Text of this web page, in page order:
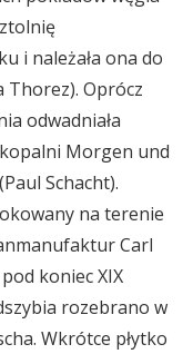
i należała ona do
Oprócz
odwadniała
Morgen und
Schacht).
na terenie
Carl
koniec XIX
rozebrano w
Wkrótce płytko